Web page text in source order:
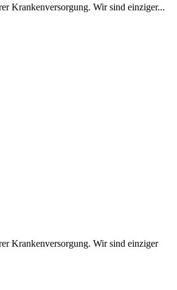
Krankenversorgung. Wir sind einziger...
Krankenversorgung. Wir sind einziger